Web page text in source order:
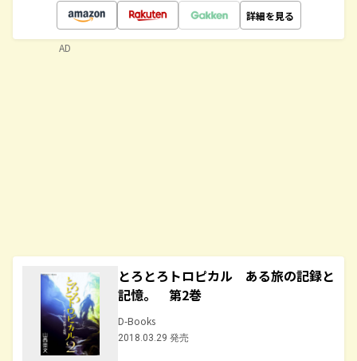
詳細を見る
とろとろトロピカル ある旅の記録と
記憶。 第2巻
D-Books
2018.03.29 発売
AD